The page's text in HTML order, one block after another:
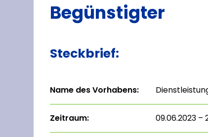
Begünstigter
Steckbrief:
Name des Vorhabens:
Zeitraum: 09.06.2023 –